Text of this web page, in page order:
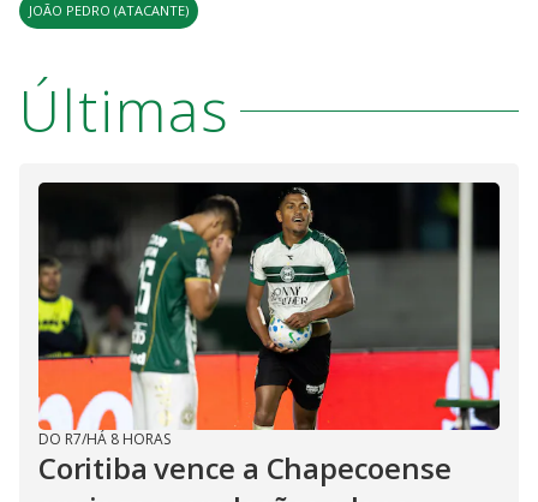
JOÃO PEDRO (ATACANTE)
Últimas
DO R7/HÁ 8 HORAS
Coritiba vence a Chapecoense